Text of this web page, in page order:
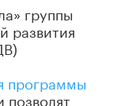
группы
развития
программы
позволят